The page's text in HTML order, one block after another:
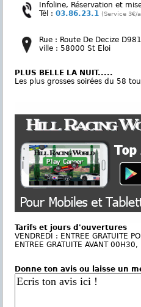
Infoline, Réservation et
Tél : 03.86.23.1 (Service 3€/
Rue : Route De Decize D981
ville : 58000 St Eloi
PLUS BELLE LA NUIT.....
Les plus grosses soirées du 58
Tarifs et jours d'ouvertures
VENDREDI : ENTREE GRATUITE
ENTREE GRATUITE AVANT
Donne ton avis ou laisse un